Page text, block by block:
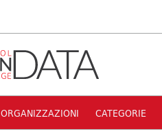
ORGANIZZAZIONI CATEGORIE